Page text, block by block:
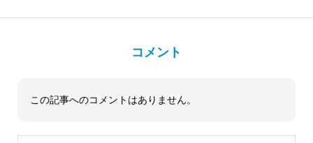
コメント
この記事へのコメントはありません。